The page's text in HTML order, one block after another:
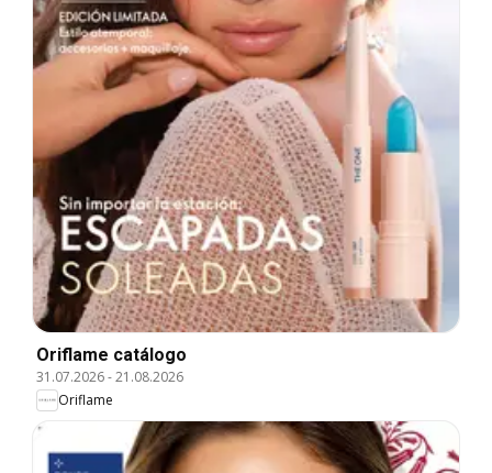
Oriflame catálogo
31.07.2026-21.08.2026
Oriflame